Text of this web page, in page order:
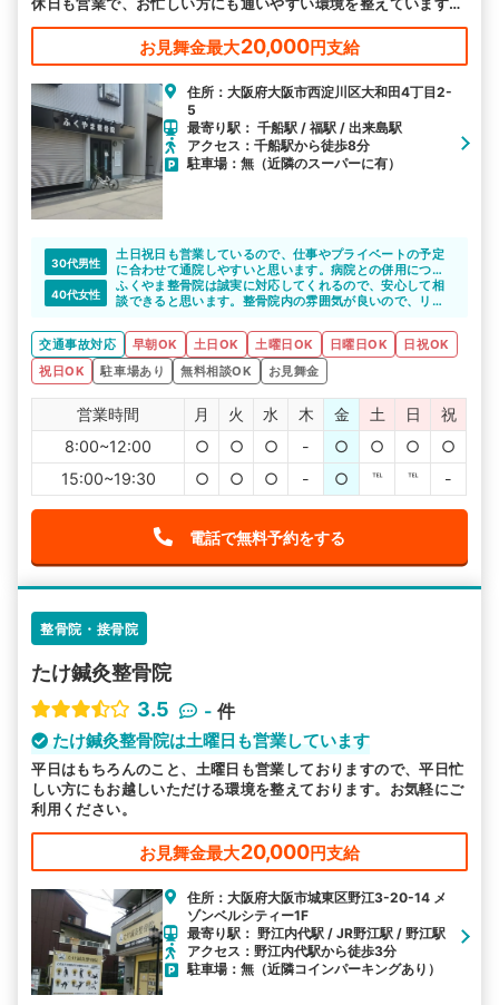
皆様のお越しをお待ちしております。
お見舞金最大20,000円支給
住所：大阪府大阪市西淀川区大和田4丁目2-
5
最寄り駅： 千船駅 / 福駅 / 出来島駅
アクセス：千船駅から徒歩8分
駐車場：無（近隣のスーパーに有）
30代男性
土日祝日も営業しているので、仕事やプライベートの予定
に合わせて通院しやすいと思います。病院との併用につい
ても丁寧に対応してくれると思います。
40代女性
ふくやま整骨院は誠実に対応してくれるので、安心して相
談できると思います。整骨院内の雰囲気が良いので、リラ
交通事故対応
早朝OK 土日OK 土曜日OK 日曜日OK
日祝OK
祝日OK
駐車場あり 無料相談OK お見舞金
営業時間 月 火 水 木 金 土 日
祝
8:00~12:00
○ ○ ○ - ○ ○ ○
○
15:00~19:30
○ ○ ○ - ○ ℡ ℡ -
電話で無料予約をする
整骨院・接骨院
たけ鍼灸整骨院
3.5
- 件
たけ鍼灸整骨院は土曜日も営業しています
平日はもちろんのこと、土曜日も営業しておりますので、平日忙
しい方にもお越しいただける環境を整えております。お気軽にご
利用ください。
お見舞金最大20,000円支給
住所：大阪府大阪市城東区野江3-20-14 メ
ゾンベルシティー1F
最寄り駅： 野江内代駅 / JR野江駅 / 野江駅
アクセス：野江内代駅から徒歩3分
駐車場：無（近隣コインパーキングあり）